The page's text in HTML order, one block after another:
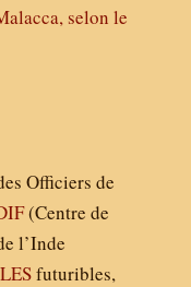
selon le
Officiers de
(Centre de
l’Inde
futuribles,